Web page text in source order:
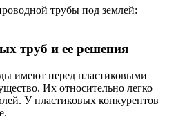
труб и ее решения
имеют перед пластиковыми
Их относительно легко
У пластиковых конкурентов